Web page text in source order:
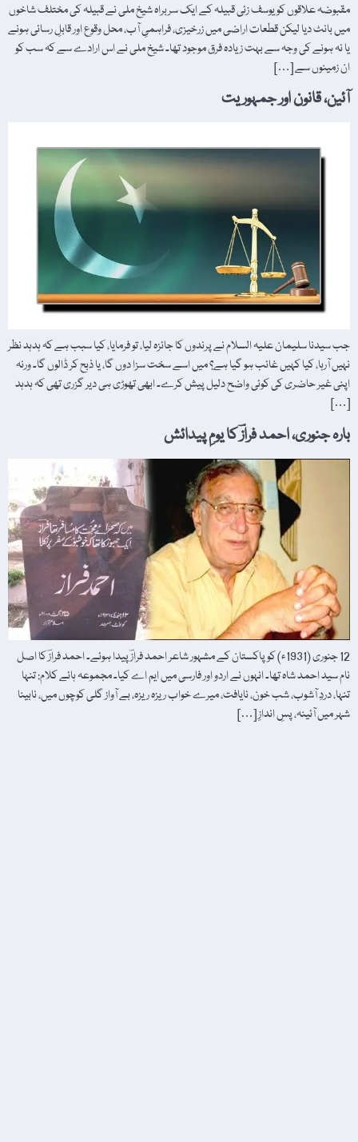
مقبوضہ علاقوں کو یوسف زئی قبیلہ کے ایک سربراہ شیخ ملی نے قبیلہ کی مختلف شاخوں
میں بانٹ دیا لیکن قطعات اراضی میں زرخیزی، فراہمیِ آب، محل وقوع اور قابلِ رسائی ہونے
یا نہ ہونے کی وجہ سے بہت زیادہ فرق موجود تھا۔ شیخ ملی نے اس ارادے سے کہ سب کو
ان زمینوں سے […]
آئین، قانون اور جمہوریت
جب سیدنا سلیمان علیہ السلام نے پرندوں کا جائزہ لیا، تو فرمایا، کیا سبب ہے کہ ہدہد نظر
نہیں آرہا، کیا کہیں غائب ہو گیا ہے؟ میں اسے سخت سزا دوں گا، یا ذبح کر ڈالوں گا۔ ورنہ
اپنی غیر حاضری کی کوئی واضح دلیل پیش کرے۔ ابھی تھوڑی ہی دیر گزری تھی کہ ہدہد
[…]
بارہ جنوری، احمد فرازؔ کا یومِ پیدائش
12 جنوری (1931ء) کو پاکستان کے مشہور شاعر احمد فرازؔ پیدا ہوئے۔ احمد فرازؔ کا اصل
نام سید احمد شاہ تھا۔ انہوں نے اردو اور فارسی میں ایم اے کیا۔ مجموعہ ہائے کلام: تنہا
تنہا، دردِ آشوب، شب خون، نایافت، میرے خواب ریزہ ریزہ، بے آواز گلی کوچوں میں، نابینا
شہر میں آئینہ، پسِ اندازِ […]